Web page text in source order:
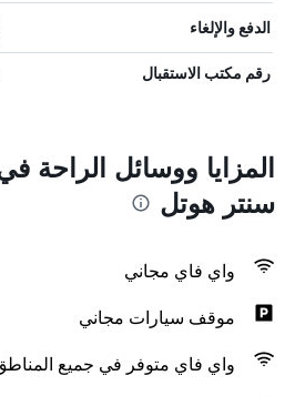
الدفع والإلغاء
رقم مكتب الاستقبال
المزايا ووسائل الراحة
سنتر هوتل
واي فاي مجاني
موقف سيارات مجاني
واي فاي متوفر في جميع